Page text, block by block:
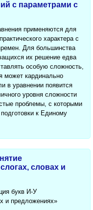
с параметрами с
применяются для
характера с
Для большинства
их решение едва
особую сложность,
может кардинально
в уравнении появится
уровня сложности
проблемы, с которыми
к Единому
словах и
букв И-У
и предложениях»